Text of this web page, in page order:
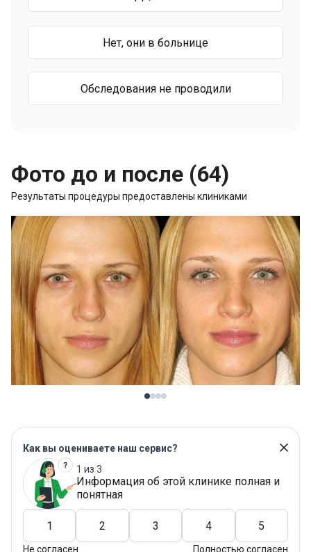
Нет, они в больнице
Обследования не проводили
Фото до и после (64)
Результаты процедуры предоставлены клиниками
Как вы оцениваете наш сервис?
1 из 3
Информация об этой клинике полная и
понятная
1 2 3 4 5
Не согласен Полностью согласен